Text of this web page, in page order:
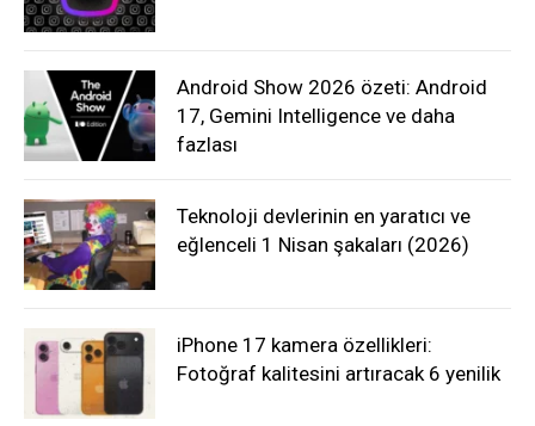
Android Show 2026 özeti: Android
17, Gemini Intelligence ve daha
fazlası
Teknoloji devlerinin en yaratıcı ve
eğlenceli 1 Nisan şakaları (2026)
iPhone 17 kamera özellikleri:
Fotoğraf kalitesini artıracak 6 yenilik